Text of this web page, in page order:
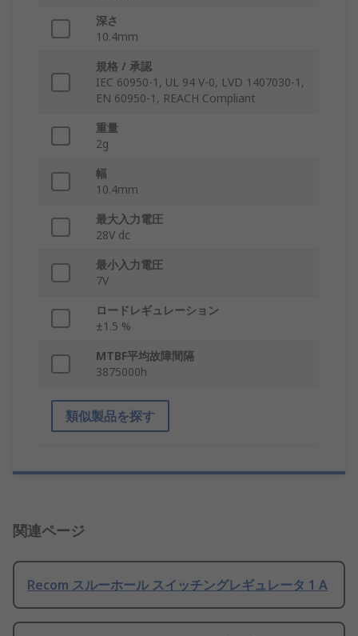
深さ
10.4mm
規格 / 承認
IEC 60950-1, UL 94 V-0, LVD 1407030-1,
EN 60950-1, REACH Compliant
重量
2g
幅
10.4mm
最大入力電圧
28V dc
最小入力電圧
7V
ロードレギュレーション
±1.5 %
MTBF平均故障間隔
3875000h
類似製品を探す
関連ページ
Recom スルーホール スイッチングレギュレータ 1 A